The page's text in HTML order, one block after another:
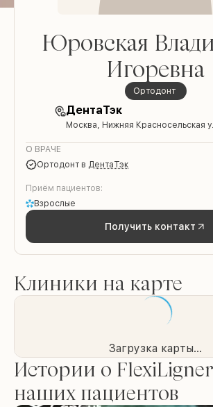
Юровская
Игоревна
Ортодонт
ДентаТэк
Москва, Нижняя Красносельская
О ВРАЧЕ
Ортодонт в ДентаТэк
Приём пациентов:
Взрослые
Получить контакт
Клиники на карте
Загрузка карты...
Истории о
наших пациентов